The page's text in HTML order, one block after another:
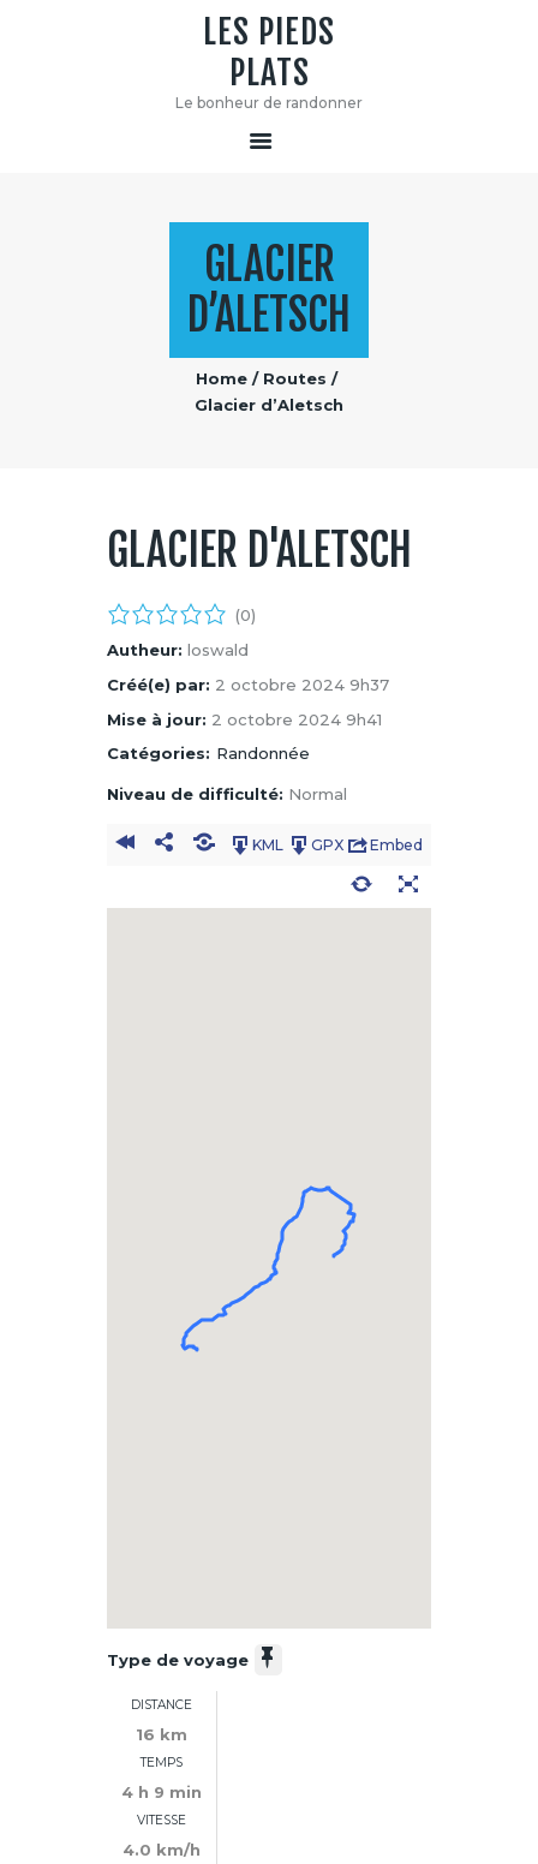
LES PIEDS
PLATS
Le bonheur de randonner
GLACIER
D’ALETSCH
Home
Routes
Glacier d’Aletsch
LES PIEDS PLATS
Le bonheur de randonner
GLACIER D'ALETSCH
(0)
Autheur: loswald
Créé(e) par: 2 octobre 2024 9h37
Mise à jour: 2 octobre 2024 9h41
Catégories: Randonnée
Niveau de difficulté: Normal
KML GPX Embed
Type de voyage
DISTANCE
16 km
TEMPS
4 h 9 min
VITESSE
4.0 km/h